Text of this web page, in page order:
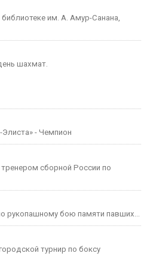
им. А. Амур-Санана,
шахмат.
- Чемпион
сборной России по
рукопашному бою памяти павших...
турнир по боксу